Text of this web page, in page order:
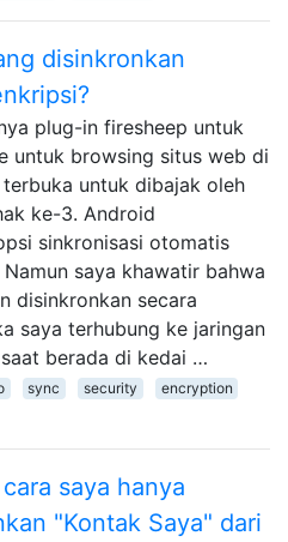
disinkronkan
plug-in firesheep untuk
untuk browsing situs web di
untuk dibajak oleh
ke-3. Android
sinkronisasi otomatis
saya khawatir bahwa
disinkronkan secara
saya terhubung ke jaringan
berada di kedai …
sync security
encryption
saya hanya
"Kontak Saya" dari